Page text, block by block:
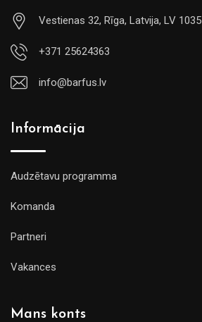
Vestienas 32, Rīga, Latvija, LV 1035
+371 25624363
info@barfus.lv
Informācija
Audzētavu programma
Komanda
Partneri
Vakances
Mans konts